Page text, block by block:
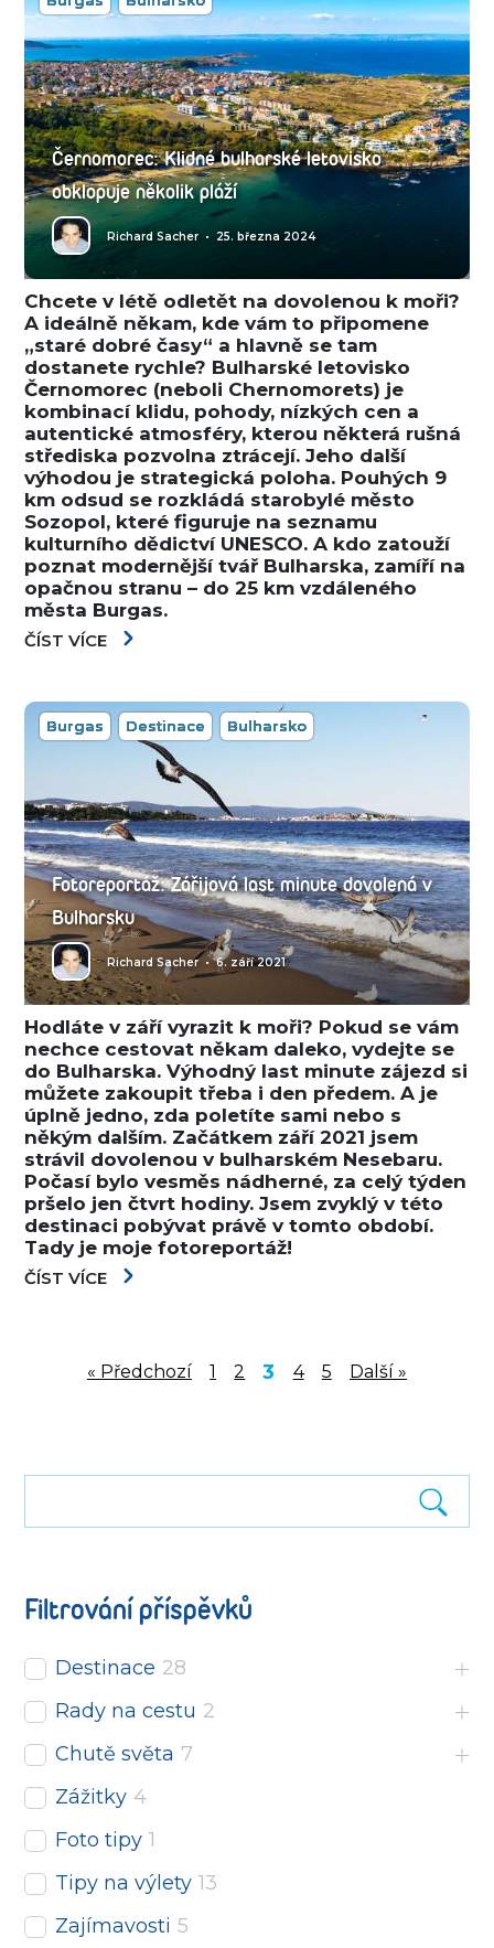
Černomorec: Klidné bulharské letovisko
obklopuje několik pláží
Richard Sacher • 25. března 2024
Chcete v létě odletět na dovolenou k moři?
A ideálně někam, kde vám to připomene
„staré dobré časy“ a hlavně se tam
dostanete rychle? Bulharské letovisko
Černomorec (neboli Chernomorets) je
kombinací klidu, pohody, nízkých cen a
autentické atmosféry, kterou některá rušná
střediska pozvolna ztrácejí. Jeho další
výhodou je strategická poloha. Pouhých 9
km odsud se rozkládá starobylé město
Sozopol, které figuruje na seznamu
kulturního dědictví UNESCO. A kdo zatouží
poznat modernější tvář Bulharska, zamíří na
opačnou stranu – do 25 km vzdáleného
města Burgas.
ČÍST VÍCE
Burgas Destinace Bulharsko
Fotoreportáž: Zářijová last minute dovolená v
Bulharsku
Richard Sacher•6. září 2021
Hodláte v září vyrazit k moři? Pokud se vám
nechce cestovat někam daleko, vydejte se
do Bulharska. Výhodný last minute zájezd si
můžete zakoupit třeba i den předem. A je
úplně jedno, zda poletíte sami nebo s
někým dalším. Začátkem září 2021 jsem
strávil dovolenou v bulharském Nesebaru.
Počasí bylo vesměs nádherné, za celý týden
pršelo jen čtvrt hodiny. Jsem zvyklý v této
destinaci pobývat právě v tomto období.
Tady je moje fotoreportáž!
ČÍST VÍCE
« Předchozí 1 2 3 4 5 Další »
Filtrování příspěvků
Destinace 28
Rady na cestu 2
Chutě světa 7
Zážitky 4
Foto tipy 1
Tipy na výlety 13
Zajímavosti 5